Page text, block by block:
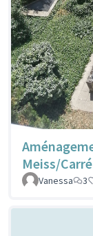
Meiss/
Vanessa
3